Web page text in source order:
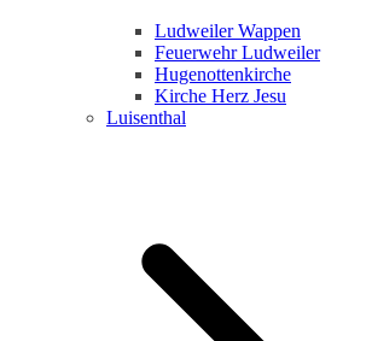
Ludweiler Wappen
Feuerwehr Ludweiler
Hugenottenkirche
Kirche Herz Jesu
Luisenthal